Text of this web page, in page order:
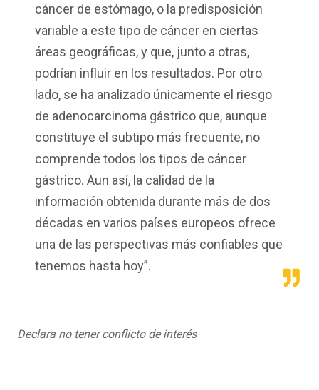
cáncer de estómago, o la predisposición
variable a este tipo de cáncer en ciertas
áreas geográficas, y que, junto a otras,
podrían influir en los resultados. Por otro
lado, se ha analizado únicamente el riesgo
de adenocarcinoma gástrico que, aunque
constituye el subtipo más frecuente, no
comprende todos los tipos de cáncer
gástrico. Aun así, la calidad de la
información obtenida durante más de dos
décadas en varios países europeos ofrece
una de las perspectivas más confiables que
tenemos hasta hoy”.
Declara no tener conflicto de interés